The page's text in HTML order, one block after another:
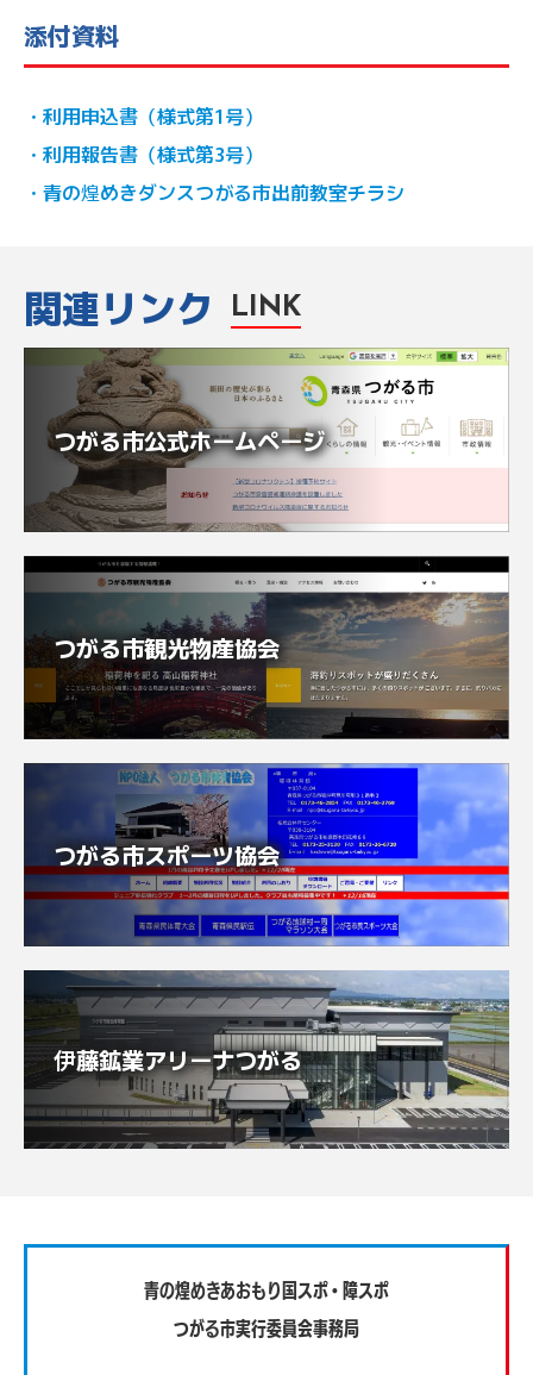
添付資料
・利用申込書（様式第1号）
・利用報告書（様式第3号）
・青の煌めきダンスつがる市出前教室チラシ
関連リンク LINK
つがる市公式ホームページ
つがる市観光物産協会
つがる市スポーツ協会
伊藤鉱業アリーナつがる
青の煌めきあおもり国スポ・障スポ
つがる市実行委員会事務局